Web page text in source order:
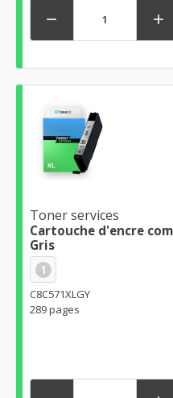
 
Toner services
Cartouche d'encre
Gris
1
C8C571XLGY
289 pages